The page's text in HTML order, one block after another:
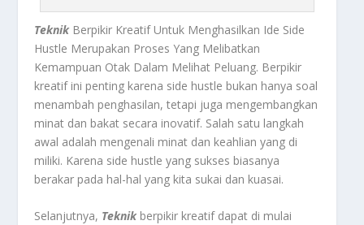
TeknikBerpikir Kreatif Untuk Menghasilkan Ide Side
Hustle Merupakan Proses Yang Melibatkan
Kemampuan Otak Dalam Melihat Peluang. Berpikir
kreatif ini penting karena side hustle bukan hanya soal
menambah penghasilan, tetapi juga mengembangkan
minat dan bakat secara inovatif. Salah satu langkah
awal adalah mengenali minat dan keahlian yang di
miliki. Karena side hustle yang sukses biasanya
berakar pada hal-hal yang kita sukai dan kuasai.
Selanjutnya, Teknikberpikir kreatif dapat di mulai